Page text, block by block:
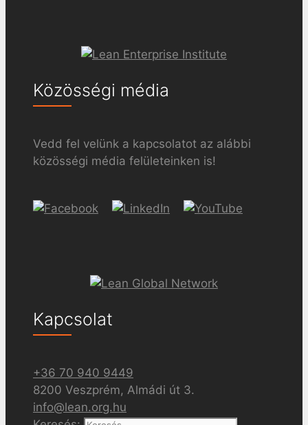
Közösségi média
Vedd fel velünk a kapcsolatot az alábbi
közösségi média felületeinken is!
Kapcsolat
+36 70 940 9449
8200 Veszprém, Almádi út 3.
info@lean.org.hu